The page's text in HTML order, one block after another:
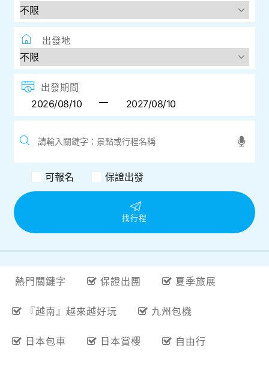
出發地
出發期間
可報名 保證出發
找行程
熱門關鍵字 保證出團 夏季旅展
『越南』越來越好玩 九州包機
日本包車 日本賞櫻 自由行